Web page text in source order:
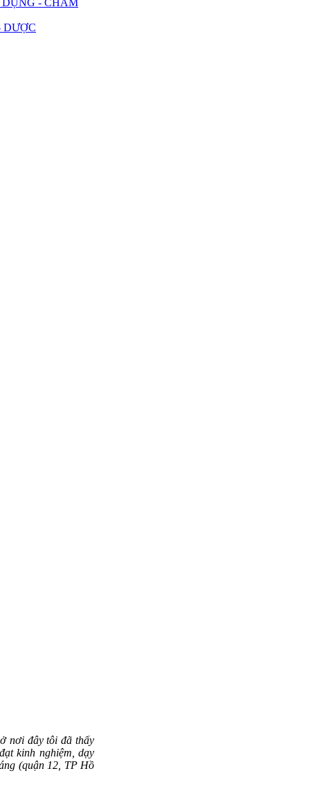
- CHĂM
DƯỢC
nơi đây tôi đã thấy
kinh nghiệm, dạy
(quận 12, TP Hồ